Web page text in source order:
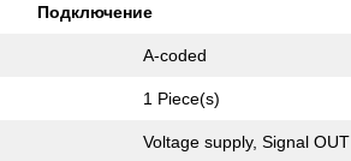
Подключение
A-coded
1 Piece(s)
Voltage supply, Signal OUT